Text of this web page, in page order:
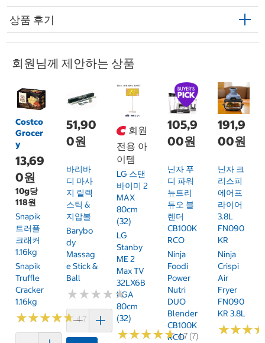
상품 후기
회원님께 제안하는 상품
Costco
Grocer
y
13,69
0원
10g당
118원
Snapik
트러플
크래커
1.16kg
Snapik
Truffle
Cracker
1.16kg
★★★★★
★★★★★4.7 (159)
51,90
0원
바리바
디 마사
지 릴렉
스틱 &
지압볼
Barybo
Dy
Massag
E Stick &
Ball
★★★★★
★★★★★
회원
전용 아
이템
LG 스탠
바이미 2
MAX
80cm
(32)
LG
Stanby
ME 2
Max TV
32LX6B
KGA
80cm
(32)
★★★★★
★★★★★4.7 (7)
105,9
00원
닌자 푸
디 파워
뉴트리
듀오 블
렌더
CB100K
RCO
Ninja
Foodi
Power
Nutri
DUO
Blender
CB100K
RCO
191,9
00원
닌자 크
리스피
에어프
라이어
3.8L
FN090
KR
Ninja
Crispi
Air
Fryer
FN090
KR 3.8L
★★★
★★★